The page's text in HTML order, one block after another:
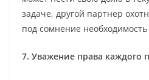
задаче, другой партнер
под сомнение
7. Уважение права каждого